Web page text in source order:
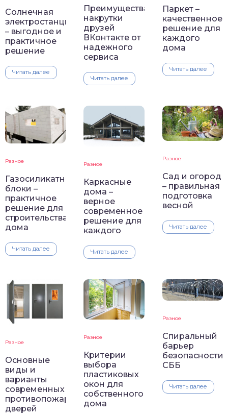
Солнечная
электростанция
– выгодное и
практичное
решение
Читать далее
Преимущества
накрутки
друзей
ВКонтакте от
надежного
сервиса
Читать далее
Паркет –
качественное
решение для
каждого
дома
Читать далее
Разное
Газосиликатные
блоки –
практичное
решение для
строительства
дома
Читать далее
Разное
Каркасные
дома –
верное
современное
решение для
каждого
Читать далее
Разное
Сад и огород
– правильная
подготовка
весной
Читать далее
Разное
Основные
виды и
варианты
современных
противопожарных
дверей
Разное
Критерии
выбора
пластиковых
окон для
собственного
дома
Разное
Спиральный
барьер
безопасности
СББ
Читать далее